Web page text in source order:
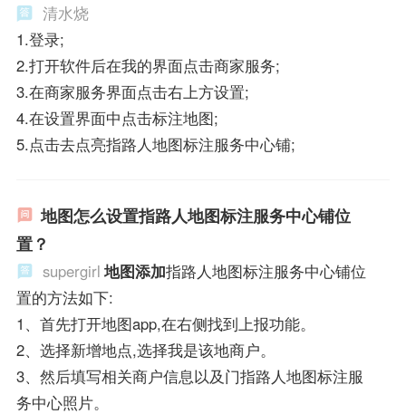
清水烧
1.登录;
2.打开软件后在我的界面点击商家服务;
3.在商家服务界面点击右上方设置;
4.在设置界面中点击标注地图;
5.点击去点亮指路人地图标注服务中心铺;
地图怎么设置指路人地图标注服务中心铺位
置？
supergirl 地图添加指路人地图标注服务中心铺位
置的方法如下:
1、首先打开地图app,在右侧找到上报功能。
2、选择新增地点,选择我是该地商户。
3、然后填写相关商户信息以及门指路人地图标注服
务中心照片。